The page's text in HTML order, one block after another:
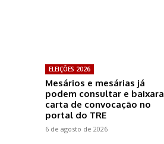
ELEIÇÕES 2026
Mesários e mesárias já
podem consultar e baixara
carta de convocação no
portal do TRE
6 de agosto de 2026